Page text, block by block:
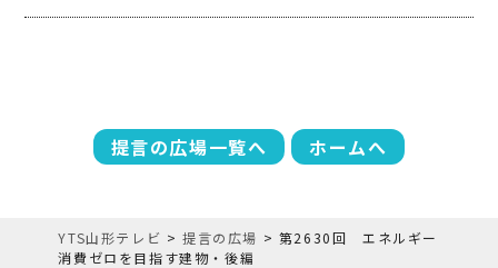
提言の広場一覧へ ホームへ
YTS山形テレビ >提言の広場 > 第2630回 エネルギー
消費ゼロを目指す建物・後編